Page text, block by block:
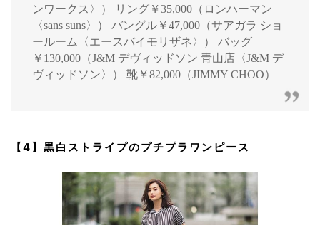
ンワークス〉） リング￥35,000（ロンハーマン
〈sans suns〉） バングル￥47,000（サアガラ ショ
ールーム〈エースバイモリザネ〉） バッグ
￥130,000（J&M デヴィッドソン 青山店〈J&M デ
ヴィッドソン〉） 靴￥82,000（JIMMY CHOO）
【4】黒白ストライプのプチプラワンピース